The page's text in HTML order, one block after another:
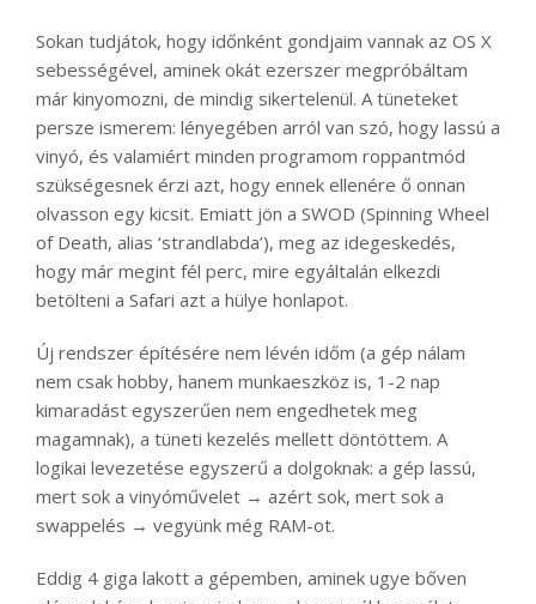
Sokan tudjátok, hogy időnként gondjaim vannak az OS X
sebességével, aminek okát ezerszer megpróbáltam
már kinyomozni, de mindig sikertelenül. A tüneteket
persze ismerem: lényegében arról van szó, hogy lassú a
vinyó, és valamiért minden programom roppantmód
szükségesnek érzi azt, hogy ennek ellenére ő onnan
olvasson egy kicsit. Emiatt jön a SWOD (Spinning Wheel
of Death, alias ‘strandlabda’), meg az idegeskedés,
hogy már megint fél perc, mire egyáltalán elkezdi
betölteni a Safari azt a hülye honlapot.
Új rendszer építésére nem lévén időm (a gép nálam
nem csak hobby, hanem munkaeszköz is, 1-2 nap
kimaradást egyszerűen nem engedhetek meg
magamnak), a tüneti kezelés mellett döntöttem. A
logikai levezetése egyszerű a dolgoknak: a gép lassú,
mert sok a vinyóművelet → azért sok, mert sok a
swappelés → vegyünk még RAM-ot.
Eddig 4 giga lakott a gépemben, aminek ugye bőven